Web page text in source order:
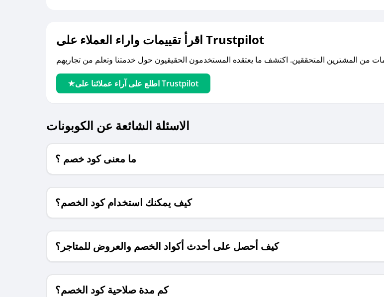
اقرأ تقييمات واراء العملاء على Trustpilot
اطلع على آراء عملائنا على Trustpilot
الاسئلة الشائعة عن الكوبونات
ما معنى كود خصم ؟
كيف يمكنك استخدام كود الخصم؟
كيف أحصل على أحدث أكواد الخصم والعروض للمتاجر؟
كم مدة صلاحية كود الخصم؟